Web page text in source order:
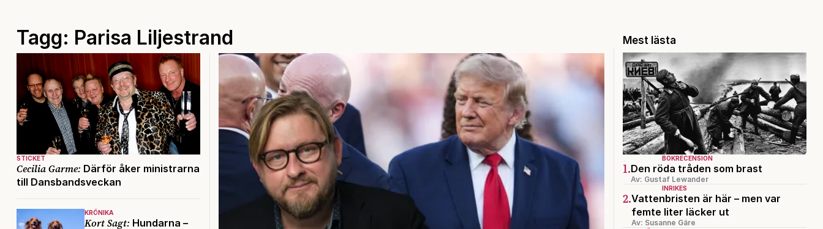
Tagg: Parisa Liljestrand
STICKET
Cecilia Garme: Därför åker ministrarna
till Dansbandsveckan
KRÖNIKA
Kort Sagt: Hundarna –
Mest lästa
BOKRECENSION
1.Den röda tråden som brast
Av: Gustaf Lewander
INRIKES
2.Vattenbristen är här – men var
femte liter läcker ut
Av: Susanne Gäre